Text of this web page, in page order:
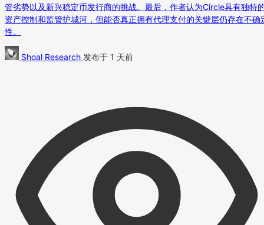
管劣势以及新兴稳定币发行商的挑战。最后，作者认为Circle具有独特
资产控制和监管护城河，但能否真正拥有代理支付的关键层仍存在不确
性。
Shoal Research 发布于 1 天前